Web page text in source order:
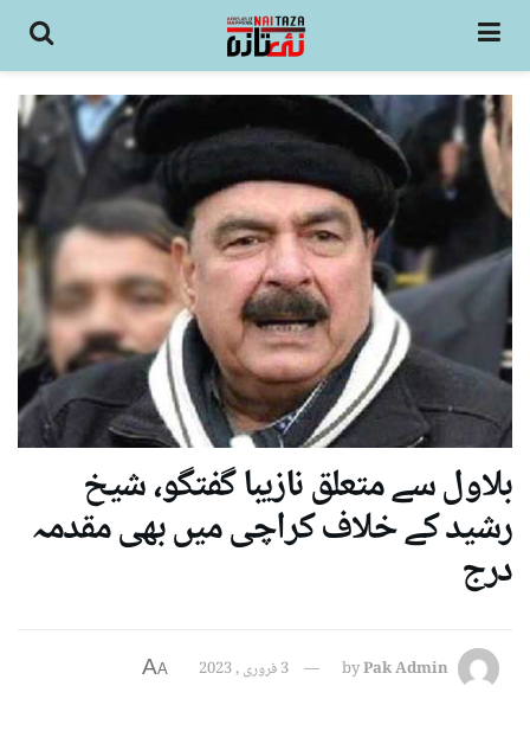
بلاول سے متعلق نازیبا گفتگو، شیخ
رشید کے خلاف کراچی میں بھی مقدمہ
درج
byPak Admin 3 فروری , 2023 A
A